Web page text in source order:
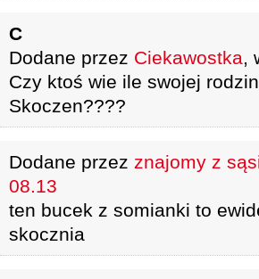
C
Dodane przez Ciekawostka,
Czy ktoś wie ile swojej
Skoczen????
Dodane przez znajomy z
08.13
ten bucek z somianki to
skocznia